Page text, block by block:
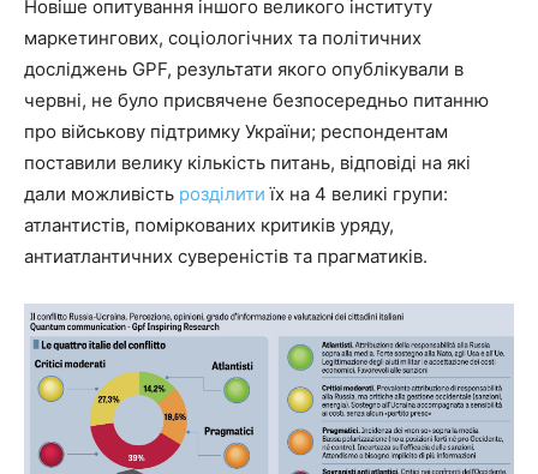
Новіше опитування іншого великого інституту
маркетингових, соціологічних та політичних
досліджень GPF, результати якого опублікували в
червні, не було присвячене безпосередньо питанню
про військову підтримку України; респондентам
поставили велику кількість питань, відповіді на які
дали можливість розділити їх на 4 великі групи:
атлантистів, поміркованих критиків уряду,
антиатлантичних сувереністів та прагматиків.